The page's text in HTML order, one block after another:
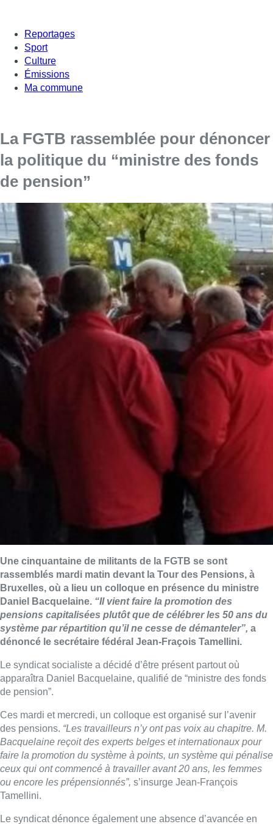
Reportages
Sport
Culture
Émissions
Ma commune
La FGTB rassemblée pour dénoncer
la politique du “ministre des fonds
de pension”
Une cinquantaine de militants de la FGTB se sont
rassemblés mardi matin devant la Tour des Pensions, à
Bruxelles, où a lieu un colloque en présence du ministre
Daniel Bacquelaine. “Il vient faire la promotion des
pensions capitalisées plutôt que de célébrer les 50 ans du
système par répartition qu’il ne cesse de démanteler”, a
dénoncé le secrétaire fédéral Jean-Fraçois Tamellini.
Le syndicat socialiste a décidé d’être présent partout où
apparaîtra Daniel Bacquelaine, qualifié de “ministre des fonds
de pension”.
Ces mardi et mercredi, un colloque est organisé sur l’avenir
des pensions. “Les travailleurs n’y ont pas voix au chapitre. M.
Bacquelaine reçoit des experts belges et internationaux pour
faire la promotion du système à points, un système qui pénalise
ceux qui ont commencé à travailler avant 20 ans, les femmes
ou encore les prépensionnés”, s’insurge Jean-François
Tamellini.
Le syndicat dénonce également une absence d’avancée en